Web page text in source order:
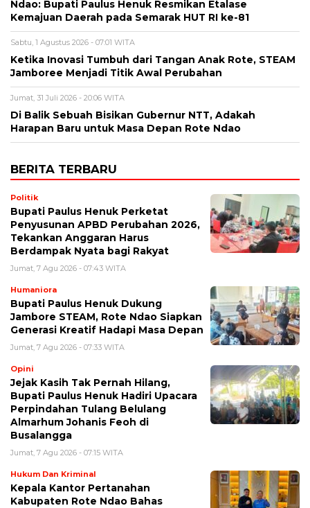
Ndao: Bupati Paulus Henuk Resmikan Etalase
Kemajuan Daerah pada Semarak HUT RI ke-81
Sabtu, 1 Agustus 2026 - 07:01 WITA
Ketika Inovasi Tumbuh dari Tangan Anak Rote, STEAM
Jamboree Menjadi Titik Awal Perubahan
Jumat, 31 Juli 2026 - 20:06 WITA
Di Balik Sebuah Bisikan Gubernur NTT, Adakah
Harapan Baru untuk Masa Depan Rote Ndao
BERITA TERBARU
Politik
Bupati Paulus Henuk Perketat
Penyusunan APBD Perubahan 2026,
Tekankan Anggaran Harus
Berdampak Nyata bagi Rakyat
Jumat, 7 Agu 2026 - 07:43 WITA
Humaniora
Bupati Paulus Henuk Dukung
Jambore STEAM, Rote Ndao Siapkan
Generasi Kreatif Hadapi Masa Depan
Jumat, 7 Agu 2026 - 07:33 WITA
Opini
Jejak Kasih Tak Pernah Hilang,
Bupati Paulus Henuk Hadiri Upacara
Perpindahan Tulang Belulang
Almarhum Johanis Feoh di
Busalangga
Jumat, 7 Agu 2026 - 07:15 WITA
Hukum Dan Kriminal
Kepala Kantor Pertanahan
Kabupaten Rote Ndao Bahas